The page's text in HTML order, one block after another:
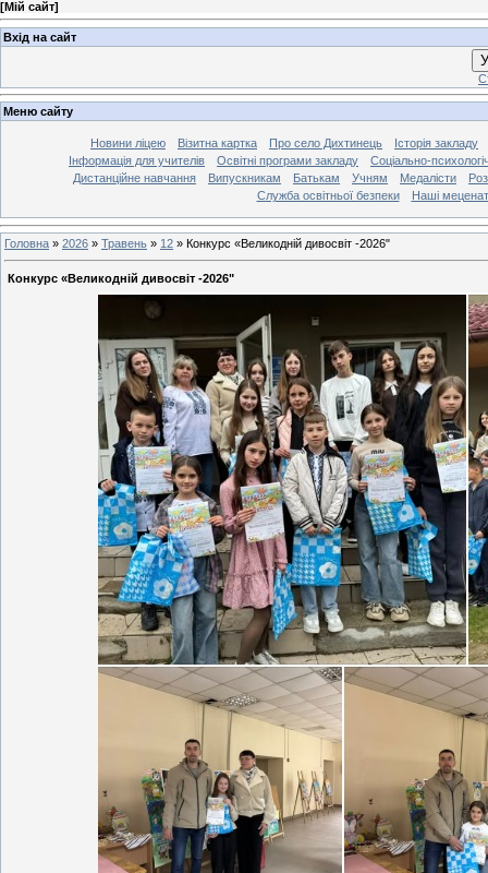
[Мій сайт]
Вхід на сайт
Меню сайту
Новини ліцею Візитна картка Про село Дихтинець
Історія закладу
Інформація для учителів
Освітні програми закладу
Соціально-
Дистанційне навчання
Випускникам Батькам Учням Медалісти
Служба освітньої безпеки
Наші
Головна » 2026 » Травень » 12 » Конкурс «Великодній дивосвіт -2026"
Конкурс «Великодній дивосвіт -2026"